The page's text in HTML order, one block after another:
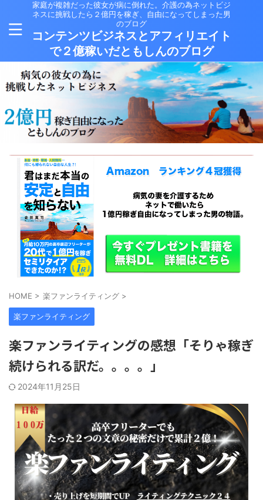
家庭が複雑だった彼女が病に倒れた。介護の為ネットビジ
ネスに挑戦したら２億円を稼ぎ、自由になってしまった男
のブログ
コンテンツビジネスとアフィリエイト
で２億稼いだともしんのブログ
HOME > 楽ファンライティング >
楽ファンライティング
楽ファンライティングの感想「そりゃ稼ぎ
続けられる訳だ。。。。」
2024年11月25日